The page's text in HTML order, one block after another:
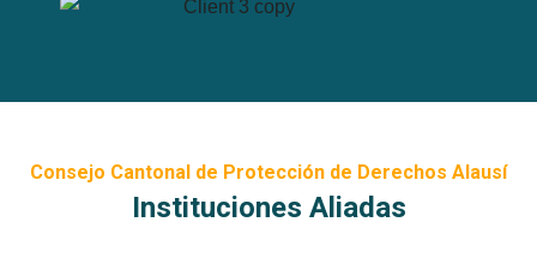
Consejo Cantonal de Protección de Derechos Alausí
Instituciones Aliadas